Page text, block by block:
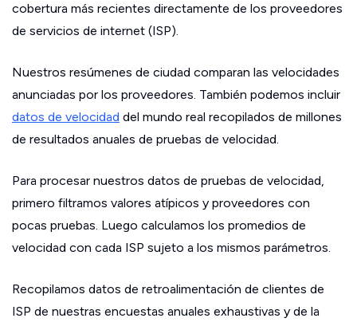
cobertura más recientes directamente de los proveedores
de servicios de internet (ISP).
Nuestros resúmenes de ciudad comparan las velocidades
anunciadas por los proveedores. También podemos incluir
datos de velocidad del mundo real recopilados de millones
de resultados anuales de pruebas de velocidad.
Para procesar nuestros datos de pruebas de velocidad,
primero filtramos valores atípicos y proveedores con
pocas pruebas. Luego calculamos los promedios de
velocidad con cada ISP sujeto a los mismos parámetros.
Recopilamos datos de retroalimentación de clientes de
ISP de nuestras encuestas anuales exhaustivas y de la